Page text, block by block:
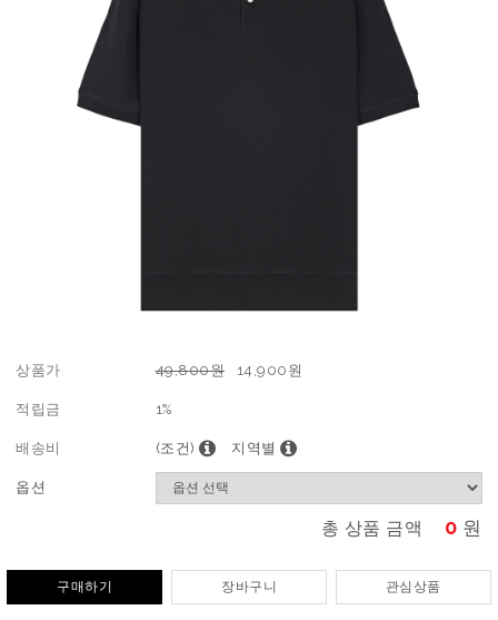
상품가 49,800원 14,900 원
적립금 1%
배송비 (조건) 지역별
옵션
총 상품 금액 0 원
구매하기 장바구니 관심상품